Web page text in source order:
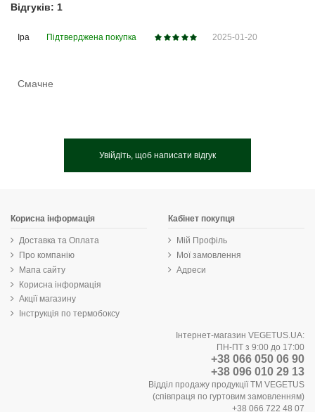
Відгуків: 1
Іра Підтверджена покупка 2025-01-20
Смачне
Увійдіть, щоб написати відгук
Корисна інформація
Доставка та Оплата
Про компанію
Мапа сайту
Корисна інформація
Акції магазину
Інструкція по термобоксу
Кабінет покупця
Мій Профіль
Мої замовлення
Адреси
Інтернет-магазин VEGETUS.UA:
ПН-ПТ з 9:00 до 17:00
+38 066 050 06 90
+38 096 010 29 13
Відділ продажу продукції ТМ VEGETUS
(співпраця по гуртовим замовленням)
+38 066 722 48 07